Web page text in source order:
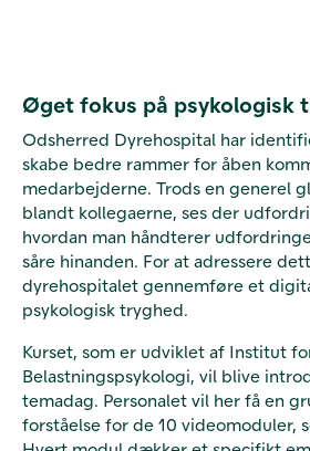
Øget fokus på psykologisk
Odsherred Dyrehospital har
skabe bedre rammer for åben
medarbejderne. Trods en generel
blandt kollegaerne, ses der
hvordan man håndterer
såre hinanden. For at adressere
dyrehospitalet gennemføre et
psykologisk tryghed.
Kurset, som er udviklet af Institut
Belastningspsykologi, vil blive
temadag. Personalet vil her få en
forståelse for de 10 videomoduler,